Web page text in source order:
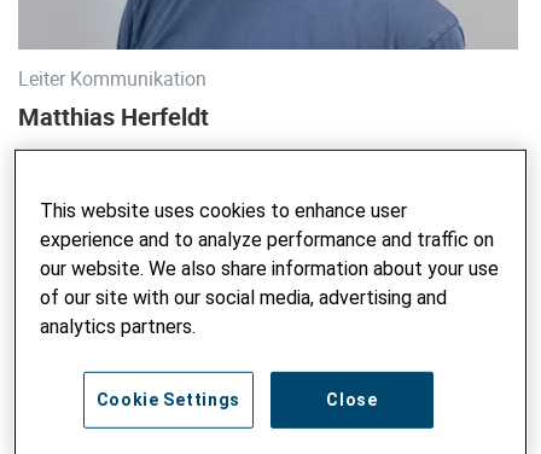
Leiter Kommunikation
Matthias Herfeldt
matthias.herfeldt@helvetas.org
BLOG DURCHSUCHEN
Suchbegriff eingeben
This website uses cookies to enhance user
experience and to analyze performance and traffic on
our website. We also share information about your use
of our site with our social media, advertising and
analytics partners.
Close
Cookie Settings